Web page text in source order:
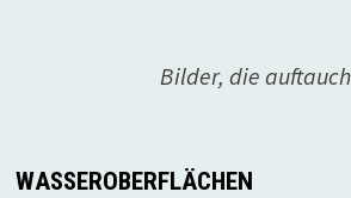
Bilder, die
WASSEROBERFLÄCHEN